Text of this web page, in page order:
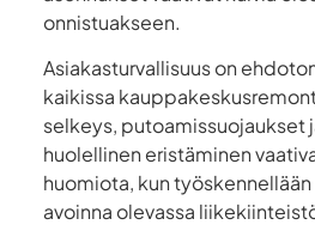
onnistuakseen.
Asiakasturvallisuus on
kaikissa
selkeys, putoamissuojaukset
huolellinen eristäminen
huomiota, kun
avoinna olevassa